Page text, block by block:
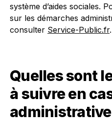
système d’aides sociales.
sur les démarches
consulter Service-Public.fr.
Quelles sont
à suivre en